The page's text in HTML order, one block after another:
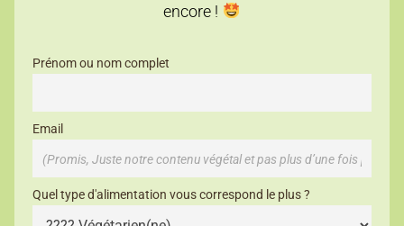
encore !
Prénom ou nom complet
Email
Quel type d'alimentation vous correspond le plus ?